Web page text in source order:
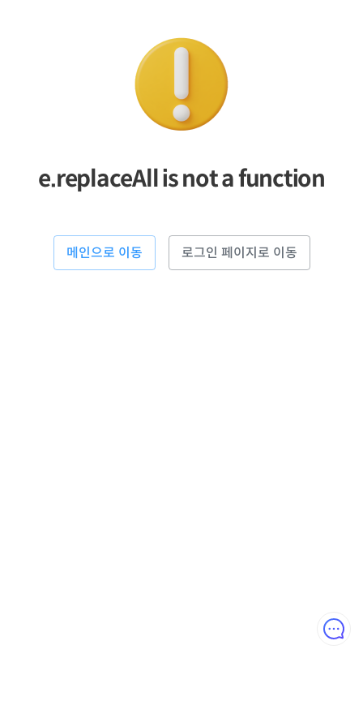
e.replaceAll is not a function
메인으로 이동 로그인 페이지로 이동